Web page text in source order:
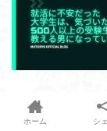
ホーム シ